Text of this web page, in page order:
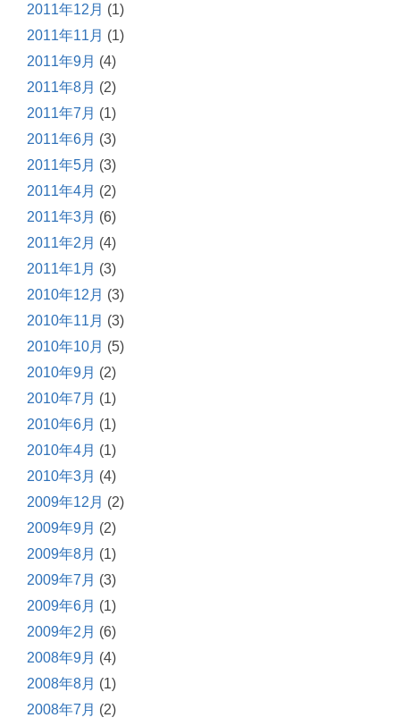
2011年12月 (1)
2011年11月 (1)
2011年9月 (4)
2011年8月 (2)
2011年7月 (1)
2011年6月 (3)
2011年5月 (3)
2011年4月 (2)
2011年3月 (6)
2011年2月 (4)
2011年1月 (3)
2010年12月 (3)
2010年11月 (3)
2010年10月 (5)
2010年9月 (2)
2010年7月 (1)
2010年6月 (1)
2010年4月 (1)
2010年3月 (4)
2009年12月 (2)
2009年9月 (2)
2009年8月 (1)
2009年7月 (3)
2009年6月 (1)
2009年2月 (6)
2008年9月 (4)
2008年8月 (1)
2008年7月 (2)